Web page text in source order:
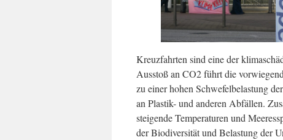
Kreuzfahrten sind eine der
Ausstoß an CO2 führt die
zu einer hohen Schwefelbelastung
an Plastik- und anderen Abfällen.
steigende Temperaturen und
der Biodiversität und Belastung der